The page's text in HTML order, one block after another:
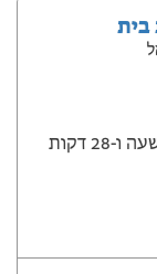
בית
דקות